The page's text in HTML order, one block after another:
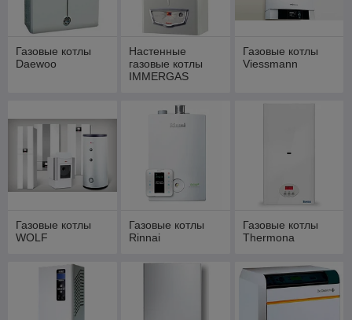
Газовые котлы
Daewoo
Настенные
газовые котлы
IMMERGAS
Газовые котлы
Viessmann
Газовые котлы
WOLF
Газовые котлы
Rinnai
Газовые котлы
Thermona